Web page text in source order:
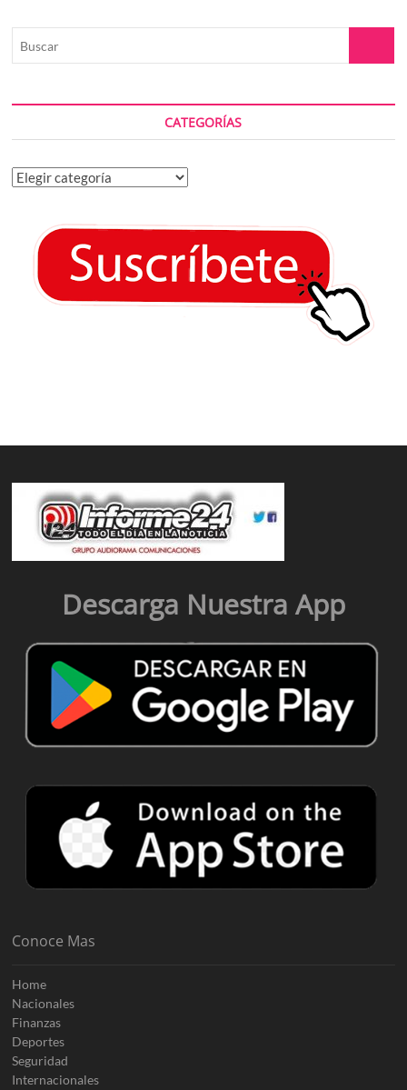
CATEGORÍAS
Categorías
Descarga Nuestra App
Conoce Mas
Home
Nacionales
Finanzas
Deportes
Seguridad
Internacionales